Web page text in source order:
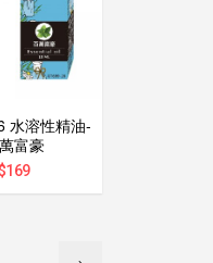
水溶性精油-
富豪
169